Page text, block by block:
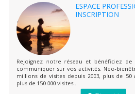
ESPACE
INSCRIPTION
Rejoignez notre réseau et bénéficiez
communiquer sur vos activités. Neo-
millions de visites depuis 2003, plus de 50
plus de 150 000 visites...